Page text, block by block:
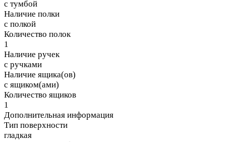
с тумбой
Наличие полки
с полкой
Количество полок
1
Наличие ручек
с ручками
Наличие ящика(ов)
с ящиком(ами)
Количество ящиков
1
Дополнительная информация
Тип поверхности
гладкая